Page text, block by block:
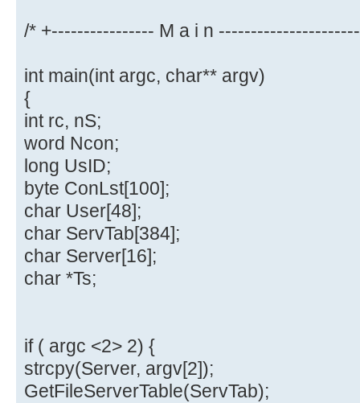
/* +---------------- M a i n
int main(int argc, char** argv)
{
int rc, nS;
word Ncon;
long UsID;
byte ConLst[100];
char User[48];
char ServTab[384];
char Server[16];
char *Ts;
if ( argc <2> 2) {
strcpy(Server, argv[2]);
GetFileServerTable(ServTab);